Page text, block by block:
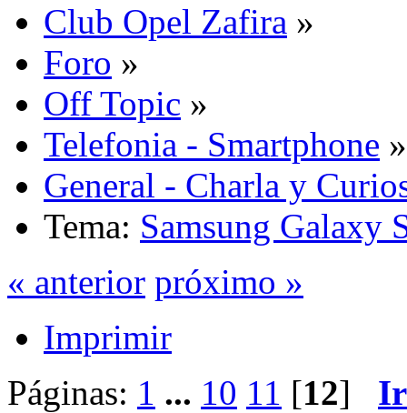
Club Opel Zafira »
Foro »
Off Topic »
Telefonia - Smartphone »
General - Charla y
Tema: Samsung Galaxy
« anterior próximo »
Imprimir
Páginas: 1 ... 10 11 [12]